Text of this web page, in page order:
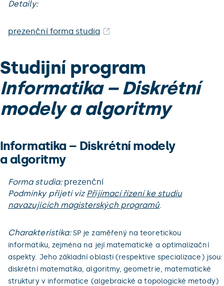
Detaily:
prezenční forma studia
Studijní program
Informatika – Diskrétní
modely a algoritmy
Informatika – Diskrétní modely
a algoritmy
Forma studia:prezenční
Podmínky přijetí viz Přijímací řízení ke studiu
navazujících magisterských programů.
Charakteristika: SP je zaměřený na teoretickou
informatiku, zejména na její matematické a optimalizační
aspekty. Jeho základní oblasti (respektive specializace) jsou:
diskrétní matematika, algoritmy, geometrie, matematické
struktury v informatice (algebraické a topologické metody)